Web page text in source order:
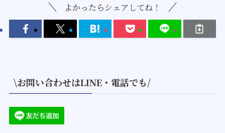
よかったらシェアしてね！
\お問い合わせはLINE・電話でも/